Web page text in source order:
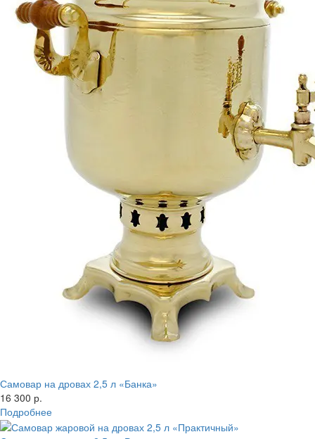
Самовар на дровах 2,5 л «Банка»
16 300 р.
Подробнее